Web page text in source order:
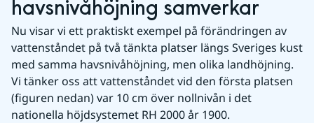
havsnivåhöjning samverkar
Nu visar vi ett praktiskt exempel på förändringen av
vattenståndet på två tänkta platser längs Sveriges kust
med samma havsnivåhöjning, men olika landhöjning.
Vi tänker oss att vattenståndet vid den första platsen
(figuren nedan) var 10 cm över nollnivån i det
nationella höjdsystemet RH 2000 år 1900.